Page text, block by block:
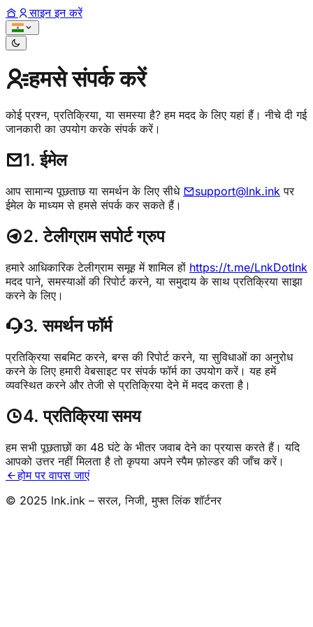
साइन इन करें
हमसे संपर्क करें
कोई प्रश्न, प्रतिक्रिया, या समस्या है? हम मदद के लिए यहां हैं। नीचे दी गई
जानकारी का उपयोग करके संपर्क करें।
1. ईमेल
आप सामान्य पूछताछ या समर्थन के लिए सीधे support@lnk.ink पर
ईमेल के माध्यम से हमसे संपर्क कर सकते हैं।
2. टेलीग्राम सपोर्ट ग्रुप
हमारे आधिकारिक टेलीग्राम समूह में शामिल हों https://t.me/LnkDotInk
मदद पाने, समस्याओं की रिपोर्ट करने, या समुदाय के साथ प्रतिक्रिया साझा
करने के लिए।
3. समर्थन फॉर्म
प्रतिक्रिया सबमिट करने, बग्स की रिपोर्ट करने, या सुविधाओं का अनुरोध
करने के लिए हमारी वेबसाइट पर संपर्क फॉर्म का उपयोग करें। यह हमें
व्यवस्थित करने और तेजी से प्रतिक्रिया देने में मदद करता है।
4. प्रतिक्रिया समय
हम सभी पूछताछों का 48 घंटे के भीतर जवाब देने का प्रयास करते हैं। यदि
आपको उत्तर नहीं मिलता है तो कृपया अपने स्पैम फ़ोल्डर की जाँच करें।
होम पर वापस जाएं
© 2025 lnk.ink – सरल, निजी, मुफ्त लिंक शॉर्टनर